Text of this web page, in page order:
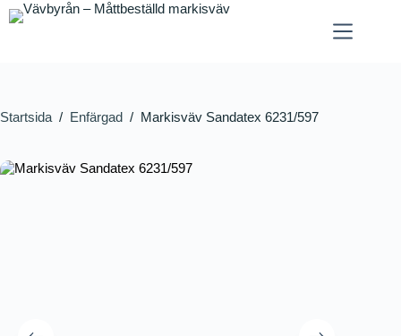
Startsida / Enfärgad / Markisväv Sandatex 6231/597